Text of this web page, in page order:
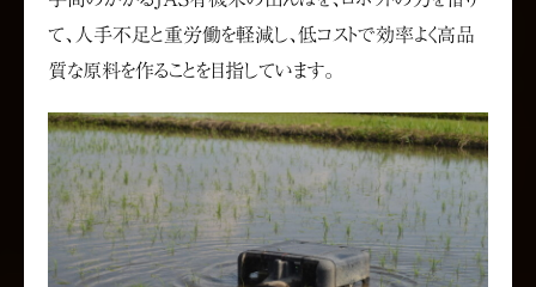
て、人手不足と重労働を軽減し、低コストで効率よく高品
質な原料を作ることを目指しています。